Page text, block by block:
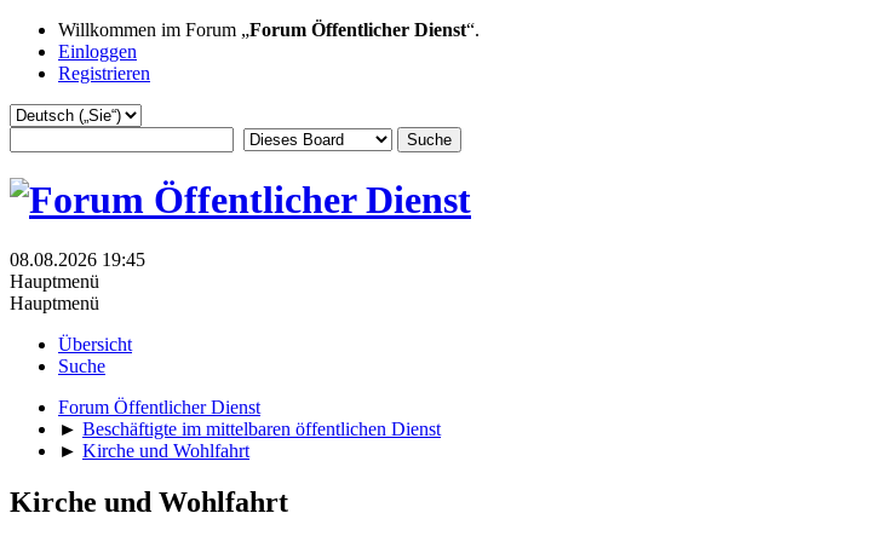
Willkommen im Forum „Forum Öffentlicher Dienst“.
Einloggen
Registrieren
08.08.2026 19:45
Hauptmenü
Hauptmenü
Übersicht
Suche
Forum Öffentlicher Dienst
► Beschäftigte im mittelbaren öffentlichen Dienst
► Kirche und Wohlfahrt
Kirche und Wohlfahrt